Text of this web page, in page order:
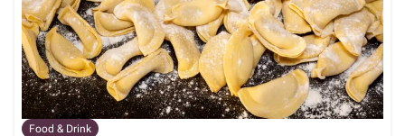
Food & Drink